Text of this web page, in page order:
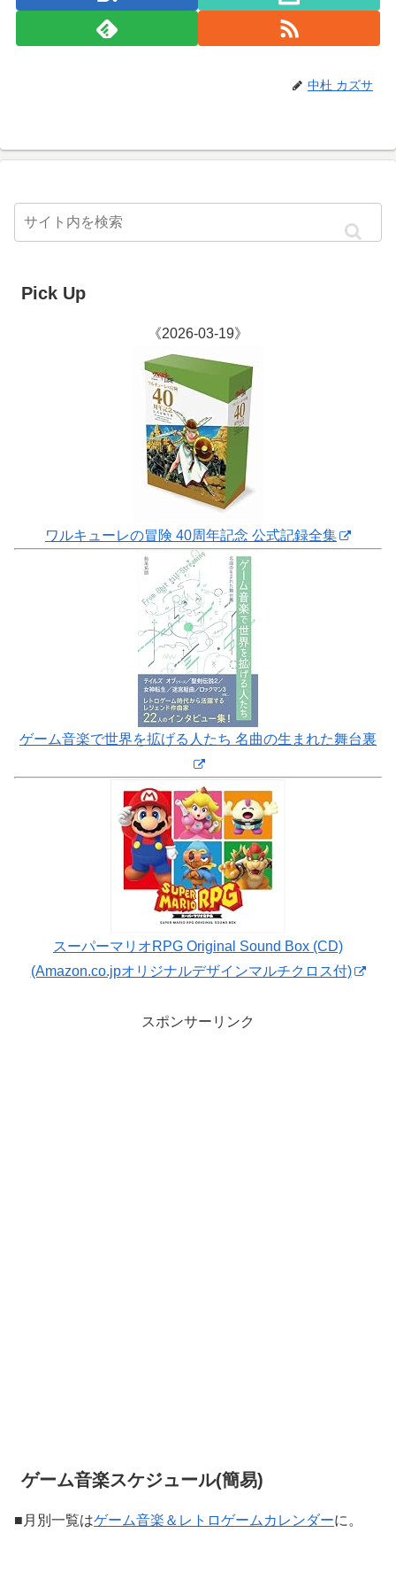
中杜 カズサ
Pick Up
《2026-03-19》
ワルキューレの冒険 40周年記念 公式記録全集
ゲーム音楽で世界を拡げる人たち 名曲の生まれた舞台裏
スーパーマリオRPG Original Sound Box (CD)
(Amazon.co.jpオリジナルデザインマルチクロス付)
スポンサーリンク
ゲーム音楽スケジュール(簡易)
■月別一覧はゲーム音楽＆レトロゲームカレンダーに。